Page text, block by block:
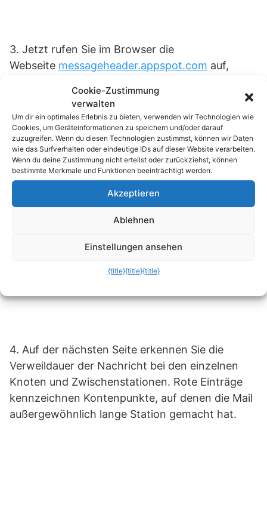
3. Jetzt rufen Sie im Browser die
Webseite messageheader.appspot.com auf,
und fügen den kopierten Header mit [Strg][V]
ein. Anschließend klicken Sie auf „Analyse“.
4. Auf der nächsten Seite erkennen Sie die
Verweildauer der Nachricht bei den einzelnen
Knoten und Zwischenstationen. Rote Einträge
kennzeichnen Kontenpunkte, auf denen die Mail
außergewöhnlich lange Station gemacht hat.
Cookie-Zustimmung
verwalten
Um dir ein optimales Erlebnis zu bieten, verwenden wir Technologien wie
Cookies, um Geräteinformationen zu speichern und/oder darauf
zuzugreifen. Wenn du diesen Technologien zustimmst, können wir Daten
wie das Surfverhalten oder eindeutige IDs auf dieser Website verarbeiten.
Wenn du deine Zustimmung nicht erteilst oder zurückziehst, können
bestimmte Merkmale und Funktionen beeinträchtigt werden.
Akzeptieren
Ablehnen
Einstellungen ansehen
{title}{title}{title}